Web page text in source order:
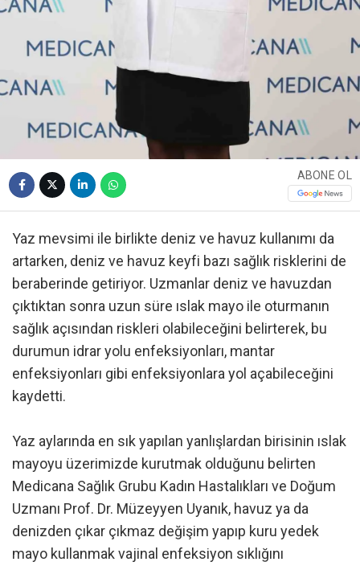
ABONE OL
Yaz mevsimi ile birlikte deniz ve havuz kullanımı da
artarken, deniz ve havuz keyfi bazı sağlık risklerini de
beraberinde getiriyor. Uzmanlar deniz ve havuzdan
çıktıktan sonra uzun süre ıslak mayo ile oturmanın
sağlık açısından riskleri olabileceğini belirterek, bu
durumun idrar yolu enfeksiyonları, mantar
enfeksiyonları gibi enfeksiyonlara yol açabileceğini
kaydetti.
Yaz aylarında en sık yapılan yanlışlardan birisinin ıslak
mayoyu üzerimizde kurutmak olduğunu belirten
Medicana Sağlık Grubu Kadın Hastalıkları ve Doğum
Uzmanı Prof. Dr. Müzeyyen Uyanık, havuz ya da
denizden çıkar çıkmaz değişim yapıp kuru yedek
mayo kullanmak vajinal enfeksiyon sıklığını